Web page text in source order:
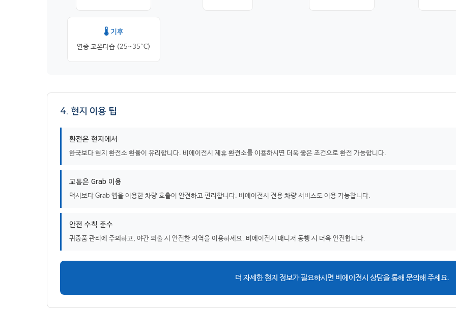
🌡️ 기후
연중 고온다습 (25~35°C)
4. 현지 이용 팁
환전은 현지에서
한국보다 현지 환전소 환율이 유리합니다. 비에이전시 제휴 환전소를 이용하시면 더욱 좋은 조건으로 환전 가능합니다.
교통은 Grab 이용
택시보다 Grab 앱을 이용한 차량 호출이 안전하고 편리합니다. 비에이전시 전용 차량 서비스도 이용 가능합니다.
안전 수칙 준수
귀중품 관리에 주의하고, 야간 외출 시 안전한 지역을 이용하세요. 비에이전시 매니저 동행 시 더욱 안전합니다.
더 자세한 현지 정보가 필요하시면 비에이전시 상담을 통해 문의해 주세요.